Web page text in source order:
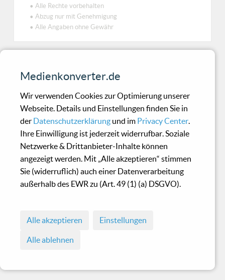
• Alle Rechte vorbehalten
• Abzug nur mit Genehmigung
• Alle Angaben ohne Gewähr
Medienkonverter.de
Wir verwenden Cookies zur Optimierung unserer
Webseite. Details und Einstellungen finden Sie in
der Datenschutzerklärung und im Privacy Center.
Ihre Einwilligung ist jederzeit widerrufbar. Soziale
Netzwerke & Drittanbieter-Inhalte können
angezeigt werden. Mit „Alle akzeptieren“ stimmen
Sie (widerruflich) auch einer Datenverarbeitung
außerhalb des EWR zu (Art. 49 (1) (a) DSGVO).
Alle akzeptieren Einstellungen
Alle ablehnen